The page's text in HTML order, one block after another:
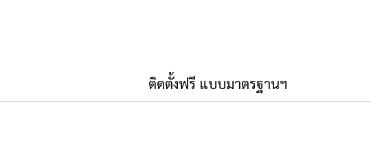
ติดตั้งฟรี แบบมาตรฐานฯ